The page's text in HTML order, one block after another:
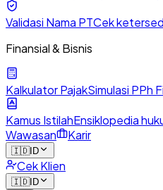
Validasi Nama PTCek
Finansial & Bisnis
Kalkulator PajakSimulasi PPh
Kamus IstilahEnsiklopedia
Wawasan
Karir
🇮🇩ID
Cek Klien
🇮🇩ID